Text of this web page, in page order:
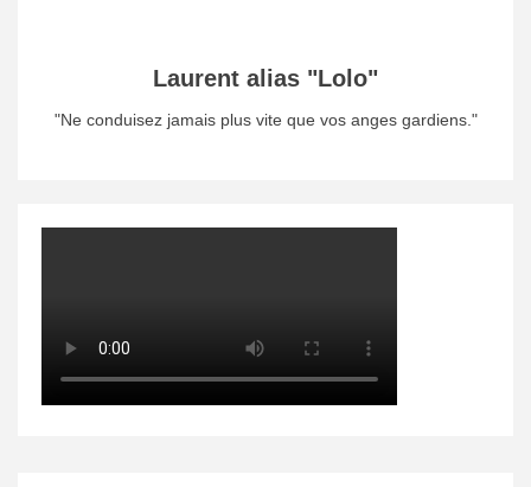
Laurent alias "Lolo"
"Ne conduisez jamais plus vite que vos anges gardiens."